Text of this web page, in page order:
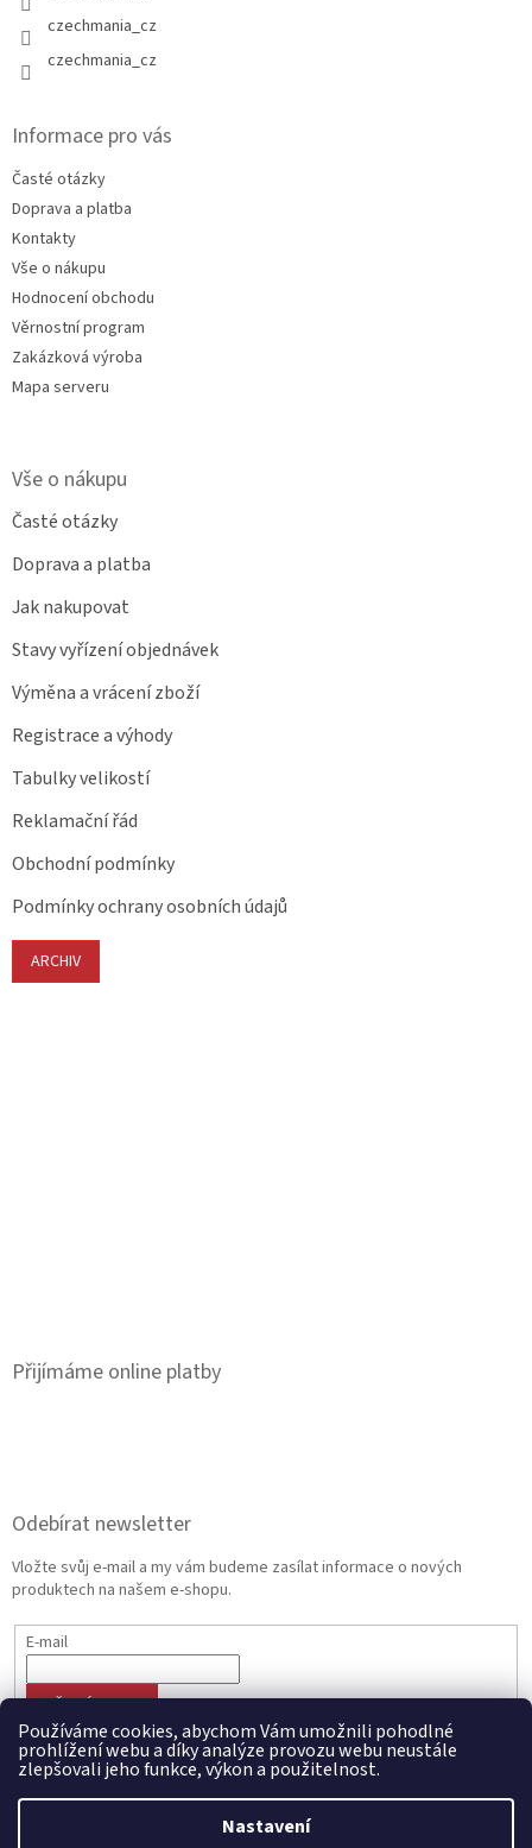
Používáme cookies, abychom Vám umožnili pohodlné
prohlížení webu a díky analýze provozu webu neustále
zlepšovali jeho funkce, výkon a použitelnost.
Nastavení
czechmania_cz
czechmania_cz
Informace pro vás
Časté otázky
Doprava a platba
Kontakty
Vše o nákupu
Hodnocení obchodu
Věrnostní program
Zakázková výroba
Mapa serveru
Vše o nákupu
Časté otázky
Doprava a platba
Jak nakupovat
Stavy vyřízení objednávek
Výměna a vrácení zboží
Registrace a výhody
Tabulky velikostí
Reklamační řád
Obchodní podmínky
Podmínky ochrany osobních údajů
ARCHIV
Přijímáme online platby
Odebírat newsletter
Vložte svůj e-mail a my vám budeme zasílat informace o nových
produktech na našem e-shopu.
E-mail
PŘIHLÁSIT SE